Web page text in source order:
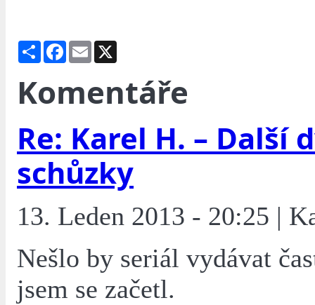
Share Facebook
Email
Komentáře
Re: Karel H. – Další
schůzky
13. Leden 2013 - 20:25 |
Nešlo by seriál vydávat
jsem se začetl.